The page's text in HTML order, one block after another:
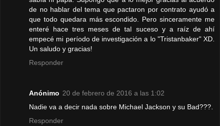
de no hablar del tema que pactaron por contrato ayudó a
que todo quedara más escondido. Pero sinceramente me
enteré hace tres meses de tal suceso y a raíz de ahí
empecé mi período de investigación a lo "Tristanbaker" XD.
Un saludo y gracias!
Responder
Anónimo 20 de febrero de 2016 a las 1:02
Nadie va a decir nada sobre Michael Jackson y su Bad???.
Responder